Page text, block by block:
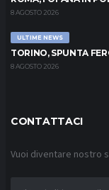
8 AGOSTO 2026
ULTIME NEWS
TORINO, SPUNTA
8 AGOSTO 2026
CONTATTACI
Vuoi diventare nostro